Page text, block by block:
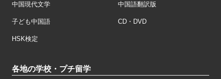
中国現代文学 中国語翻訳版
子ども中国語 CD・DVD
HSK検定
各地の学校・プチ留学